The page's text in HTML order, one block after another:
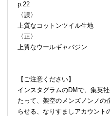
p.22
〈誤〉
上質なコットンツイル生地
〈正〉
上質なウールギャバジン
【ご注意ください】
インスタグラムのDMで、集英
たって、架空のメンズノンノの
らせる、なりすましアカウント